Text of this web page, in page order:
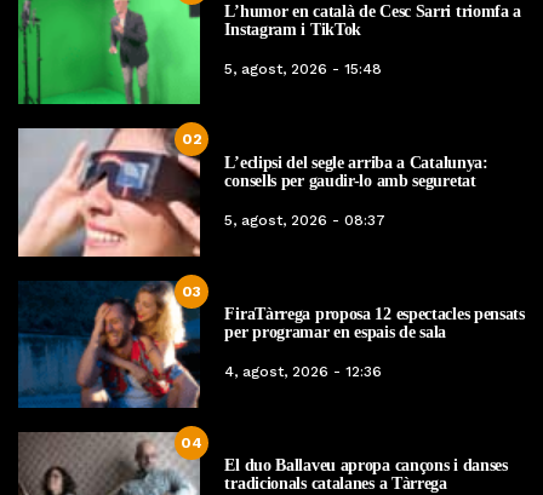
L’humor en català de Cesc Sarri triomfa a
Instagram i TikTok
5, agost, 2026 - 15:48
02
L’eclipsi del segle arriba a Catalunya:
consells per gaudir-lo amb seguretat
5, agost, 2026 - 08:37
03
FiraTàrrega proposa 12 espectacles pensats
per programar en espais de sala
4, agost, 2026 - 12:36
04
El duo Ballaveu apropa cançons i danses
tradicionals catalanes a Tàrrega